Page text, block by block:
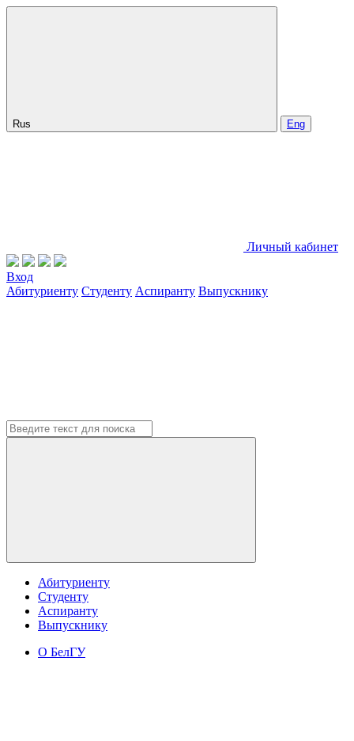
Rus Eng
Личный кабинет
Вход
Абитуриенту Студенту Аспиранту Выпускнику
Абитуриенту
Студенту
Аспиранту
Выпускнику
О БелГУ